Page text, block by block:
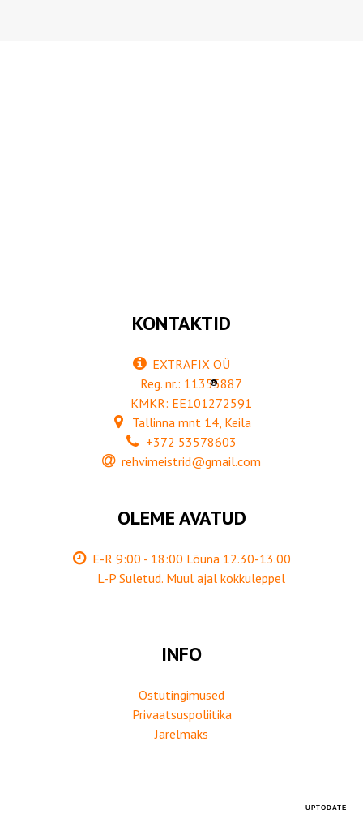
KONTAKTID
EXTRAFIX OÜ
Reg. nr.: 11355887
KMKR: EE101272591
Tallinna mnt 14, Keila
+372 53578603
rehvimeistrid@gmail.com
OLEME AVATUD
E-R 9:00 - 18:00 Lõuna 12.30-13.00
L-P Suletud. Muul ajal kokkuleppel
INFO
Ostutingimused
Privaatsuspoliitika
Järelmaks
UPTODATE
®